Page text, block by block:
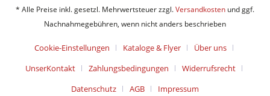
* Alle Preise inkl. gesetzl. Mehrwertsteuer zzgl.Versandkosten und ggf.
Nachnahmegebühren, wenn nicht anders beschrieben
Cookie-Einstellungen Kataloge & Flyer
Über uns
UnserKontakt
Zahlungsbedingungen
Widerrufsrecht
Datenschutz
AGB Impressum